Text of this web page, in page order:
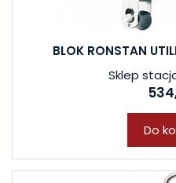
BLOK RONSTAN
Sklep
Do